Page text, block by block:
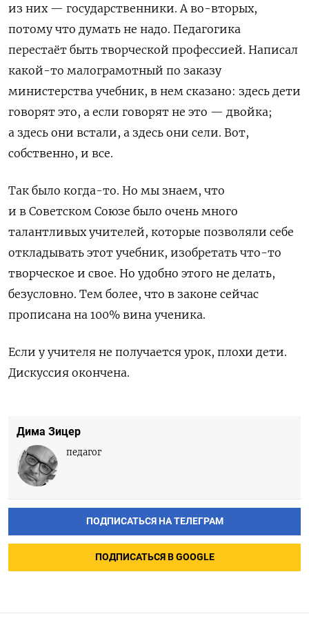
из них — государственники. А во-вторых,
потому что думать не надо. Педагогика
перестаёт быть творческой профессией. Написал
какой-то малограмотный по заказу
министерства учебник, в нем сказано: здесь дети
говорят это, а если говорят не это — двойка;
а здесь они встали, а здесь они сели. Вот,
собственно, и все.
Так было когда-то. Но мы знаем, что
и в Советском Союзе было очень много
талантливых учителей, которые позволяли себе
откладывать этот учебник, изобретать что-то
творческое и свое. Но удобно этого не делать,
безусловно. Тем более, что в законе сейчас
прописана на 100% вина ученика.
Если у учителя не получается урок, плохи дети.
Дискуссия окончена.
Дима Зицер
педагог
ПОДПИСАТЬСЯ НА ТЕЛЕГРАМ
ПОДПИСАТЬСЯ В GOOGLE